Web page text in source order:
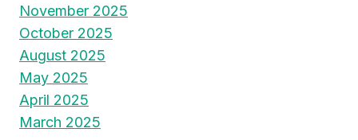
ข้าม
November 2025
October 2025
August 2025
May 2025
April 2025
March 2025